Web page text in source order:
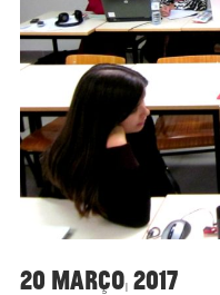
20 Março, 2017